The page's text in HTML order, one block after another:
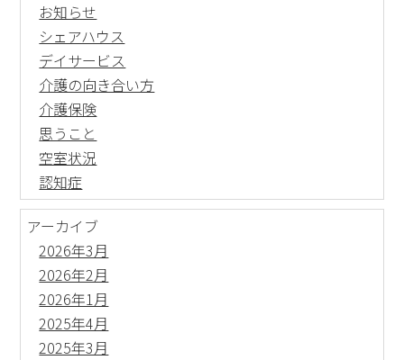
お知らせ
シェアハウス
デイサービス
介護の向き合い方
介護保険
思うこと
空室状況
認知症
アーカイブ
2026年3月
2026年2月
2026年1月
2025年4月
2025年3月